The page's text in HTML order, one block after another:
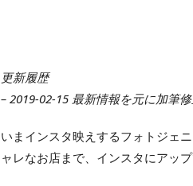
更新履歴
– 2019-02-15 最新情報を元に加筆
いまインスタ映えするフォトジェ
ャレなお店まで、インスタにアッ